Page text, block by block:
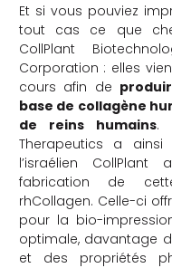
Et si vous pouviez
tout cas ce que
CollPlant
Corporation : elles
cours afin de
base de collagène
de reins humains.
Therapeutics a
l’israélien
fabrication de
rhCollagen. Celle-ci
pour la bio-
optimale, davantage
et des propriétés